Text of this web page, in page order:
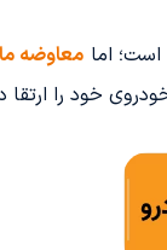
است؛ امامعاوضه
خود را ارتقا